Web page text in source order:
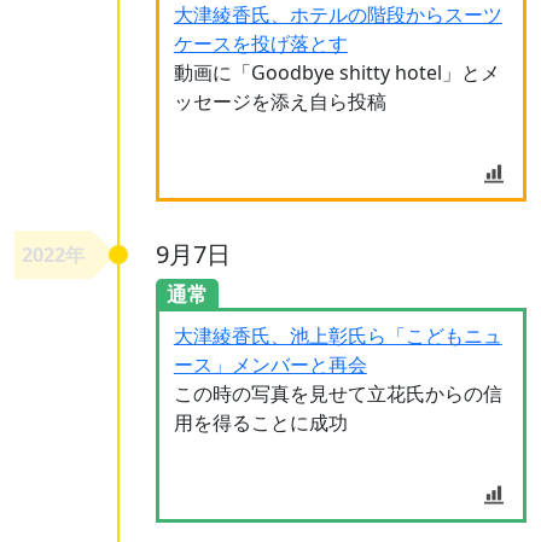
大津綾香氏、ホテルの階段からスーツ
ケースを投げ落とす
動画に「Goodbye shitty hotel」とメ
ッセージを添え自ら投稿
2022年 9月7日
通常
大津綾香氏、池上彰氏ら「こどもニュ
ース」メンバーと再会
この時の写真を見せて立花氏からの信
用を得ることに成功